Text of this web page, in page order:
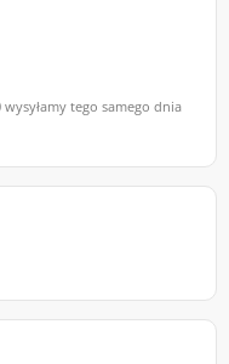
tego samego dnia